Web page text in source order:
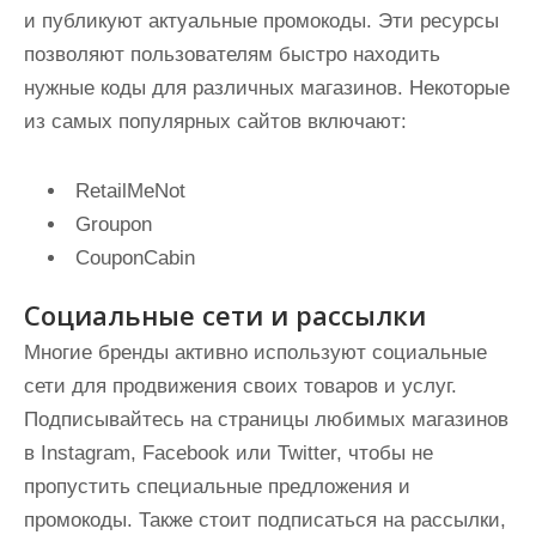
и публикуют актуальные промокоды. Эти ресурсы
позволяют пользователям быстро находить
нужные коды для различных магазинов. Некоторые
из самых популярных сайтов включают:
RetailMeNot
Groupon
CouponCabin
Социальные сети и рассылки
Многие бренды активно используют социальные
сети для продвижения своих товаров и услуг.
Подписывайтесь на страницы любимых магазинов
в Instagram, Facebook или Twitter, чтобы не
пропустить специальные предложения и
промокоды. Также стоит подписаться на рассылки,